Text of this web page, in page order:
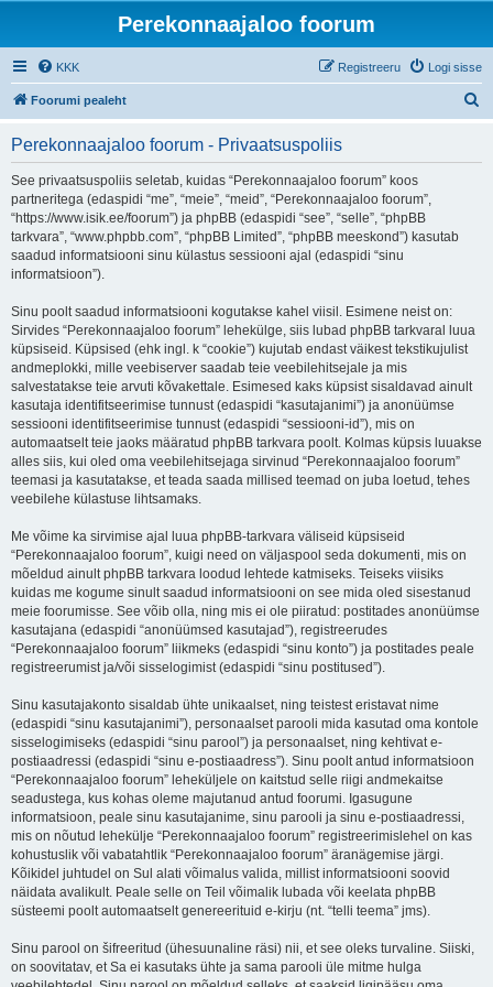
Perekonnaajaloo foorum
KKK Logi sisse
Registreeru
Foorumi pealeht
Perekonnaajaloo foorum - Privaatsuspoliis
See privaatsuspoliis seletab, kuidas “Perekonnaajaloo foorum” koos
partneritega (edaspidi “me”, “meie”, “meid”, “Perekonnaajaloo foorum”,
“https://www.isik.ee/foorum”) ja phpBB (edaspidi “see”, “selle”, “phpBB
tarkvara”, “www.phpbb.com”, “phpBB Limited”, “phpBB meeskond”) kasutab
saadud informatsiooni sinu külastus sessiooni ajal (edaspidi “sinu
informatsioon”).
Sinu poolt saadud informatsiooni kogutakse kahel viisil. Esimene neist on:
Sirvides “Perekonnaajaloo foorum” lehekülge, siis lubad phpBB tarkvaral luua
küpsiseid. Küpsised (ehk ingl. k “cookie”) kujutab endast väikest tekstikujulist
andmeplokki, mille veebiserver saadab teie veebilehitsejale ja mis
salvestatakse teie arvuti kõvakettale. Esimesed kaks küpsist sisaldavad ainult
kasutaja identifitseerimise tunnust (edaspidi “kasutajanimi”) ja anonüümse
sessiooni identifitseerimise tunnust (edaspidi “sessiooni-id”), mis on
automaatselt teie jaoks määratud phpBB tarkvara poolt. Kolmas küpsis luuakse
alles siis, kui oled oma veebilehitsejaga sirvinud “Perekonnaajaloo foorum”
teemasi ja kasutatakse, et teada saada millised teemad on juba loetud, tehes
veebilehe külastuse lihtsamaks.
Me võime ka sirvimise ajal luua phpBB-tarkvara väliseid küpsiseid
“Perekonnaajaloo foorum”, kuigi need on väljaspool seda dokumenti, mis on
mõeldud ainult phpBB tarkvara loodud lehtede katmiseks. Teiseks viisiks
kuidas me kogume sinult saadud informatsiooni on see mida oled sisestanud
meie foorumisse. See võib olla, ning mis ei ole piiratud: postitades anonüümse
kasutajana (edaspidi “anonüümsed kasutajad”), registreerudes
“Perekonnaajaloo foorum” liikmeks (edaspidi “sinu konto”) ja postitades peale
registreerumist ja/või sisselogimist (edaspidi “sinu postitused”).
Sinu kasutajakonto sisaldab ühte unikaalset, ning teistest eristavat nime
(edaspidi “sinu kasutajanimi”), personaalset parooli mida kasutad oma kontole
sisselogimiseks (edaspidi “sinu parool”) ja personaalset, ning kehtivat e-
postiaadressi (edaspidi “sinu e-postiaadress”). Sinu poolt antud informatsioon
“Perekonnaajaloo foorum” leheküljele on kaitstud selle riigi andmekaitse
seadustega, kus kohas oleme majutanud antud foorumi. Igasugune
informatsioon, peale sinu kasutajanime, sinu parooli ja sinu e-postiaadressi,
mis on nõutud lehekülje “Perekonnaajaloo foorum” registreerimislehel on kas
kohustuslik või vabatahtlik “Perekonnaajaloo foorum” äranägemise järgi.
Kõikidel juhtudel on Sul alati võimalus valida, millist informatsiooni soovid
näidata avalikult. Peale selle on Teil võimalik lubada või keelata phpBB
süsteemi poolt automaatselt genereerituid e-kirju (nt. “telli teema” jms).
Sinu parool on šifreeritud (ühesuunaline räsi) nii, et see oleks turvaline. Siiski,
on soovitatav, et Sa ei kasutaks ühte ja sama parooli üle mitme hulga